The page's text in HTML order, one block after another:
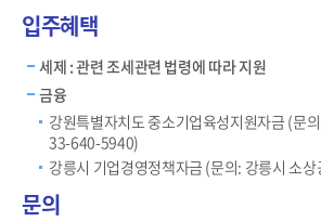
입주혜택
세제 : 관련 조세관련 법령에 따라 지원
금융
강원특별자치도 중소기업육성지원자금 (문
33-640-5940)
강릉시 기업경영정책자금 (문의: 강릉시 소
문의